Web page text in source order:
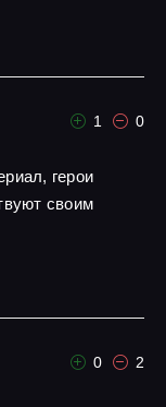
1 0
герои
своим
0 2